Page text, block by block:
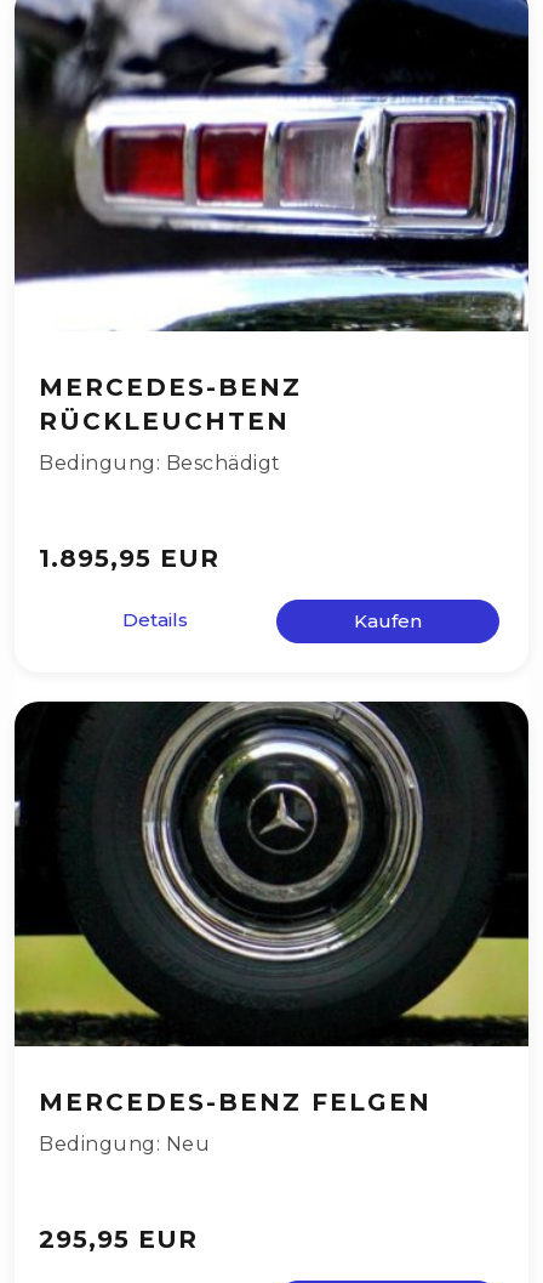
MERCEDES-BENZ
RÜCKLEUCHTEN
Bedingung: Beschädigt
1.895,95 EUR
Details Kaufen
MERCEDES-BENZ FELGEN
Bedingung: Neu
295,95 EUR